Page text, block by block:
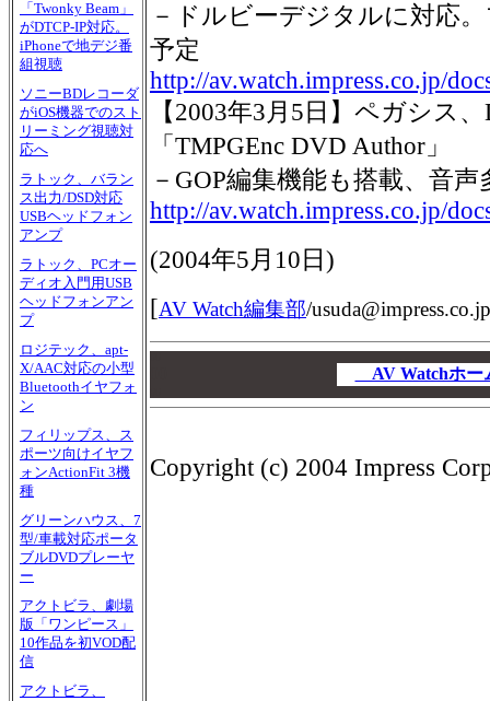
「Twonky Beam」
がDTCP-IP対応。
iPhoneで地デジ番
組視聴
ソニーBDレコーダ
がiOS機器でのスト
リーミング視聴対
応へ
ラトック、バラン
ス出力/DSD対応
USBヘッドフォン
アンプ
ラトック、PCオー
ディオ入門用USB
ヘッドフォンアン
プ
ロジテック、apt-
X/AAC対応の小型
Bluetoothイヤフォ
ン
フィリップス、ス
ポーツ向けイヤフ
ォンActionFit 3機
種
グリーンハウス、7
型/車載対応ポータ
ブルDVDプレーヤ
ー
アクトビラ、劇場
版「ワンピース」
10作品を初VOD配
信
アクトビラ、
－ドルビーデジタルに対応
予定
http://av.watch.impress.co.jp/
【2003年3月5日】ペガシス
「TMPGEnc DVD Author」
－GOP編集機能も搭載、音
http://av.watch.impress.co.jp/
(2004年5月10日 )
[AV Watch編集部/usuda@impress.co.jp
AV Watchホ
Copyright (c) 2004 Impress